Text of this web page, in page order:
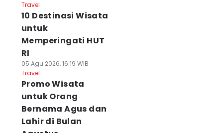
Travel
10 Destinasi Wisata
untuk
Memperingati HUT
RI
05 Agu 2026, 16:19 WIB
Travel
Promo Wisata
untuk Orang
Bernama Agus dan
Lahir di Bulan